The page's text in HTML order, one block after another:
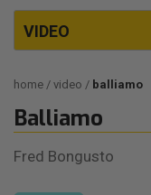
VIDEO
home video balliamo
Balliamo
Fred Bongusto